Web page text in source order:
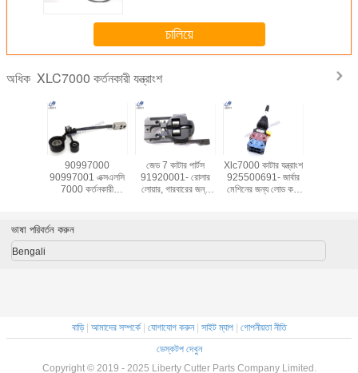
চালিয়ে
অধিক XLC7000 কর্তনকারী যন্ত্রাংশ
90997000
90997001 এক্সএলসি
7000 কর্তনকারী
অন্তর্ভুক্ত
জেড 7 কাটার পার্টস
91920001- রোলার
লোয়ার, গারবারের জন্য
Xlc7000 কাটার যন্ত্রাংশ
925500691- জার্বার
মেশিনের জন্য লোড করা
ভাষা পরিবর্তন করুন
Bengali
বাড়ি| আমাদের সম্পর্কে| যোগাযোগ করুন| সাইট ম্যাপ| গোপনীয়তা নীতি
ডেস্কটপ দেখুন
Copyright © 2019 - 2025 Liberty Cutter Parts Company Limited.